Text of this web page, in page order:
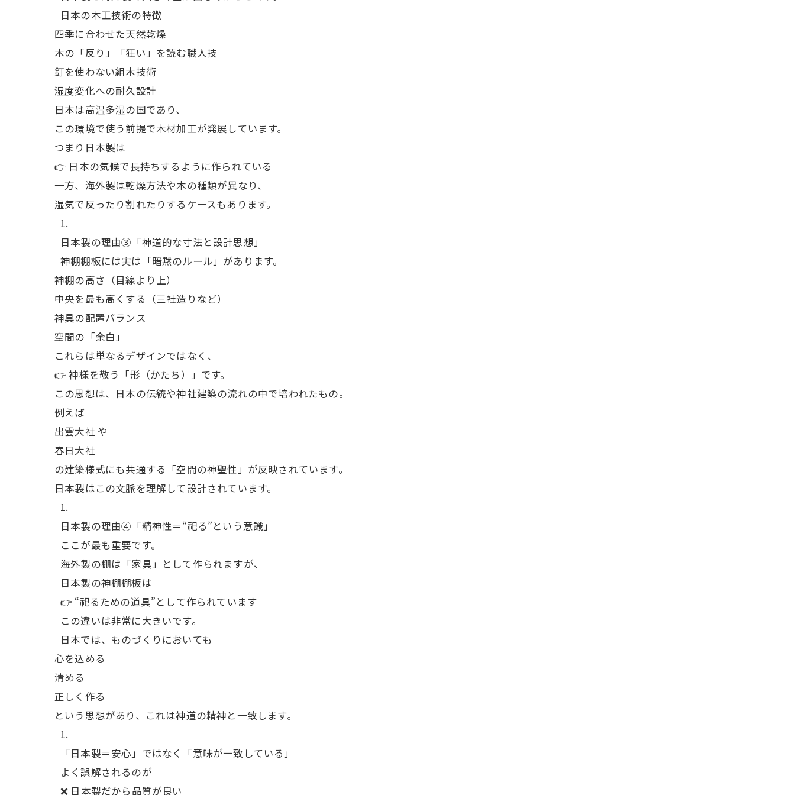
日本の木工技術の特徴
四季に合わせた天然乾燥
木の「反り」「狂い」を読む職人技
釘を使わない組木技術
湿度変化への耐久設計
日本は高温多湿の国であり、
この環境で使う前提で木材加工が発展しています。
つまり日本製は
👉 日本の気候で長持ちするように作られている
一方、海外製は乾燥方法や木の種類が異なり、
湿気で反ったり割れたりするケースもあります。
日本製の理由③「神道的な寸法と設計思想」
神棚棚板には実は「暗黙のルール」があります。
神棚の高さ（目線より上）
中央を最も高くする（三社造りなど）
神具の配置バランス
空間の「余白」
これらは単なるデザインではなく、
👉 神様を敬う「形（かたち）」です。
この思想は、日本の伝統や神社建築の流れの中で培われたもの。
例えば
出雲大社 や
春日大社
の建築様式にも共通する「空間の神聖性」が反映されています。
日本製はこの文脈を理解して設計されています。
日本製の理由④「精神性＝“祀る”という意識」
ここが最も重要です。
海外製の棚は「家具」として作られますが、
日本製の神棚棚板は
👉 “祀るための道具”として作られています
この違いは非常に大きいです。
日本では、ものづくりにおいても
心を込める
清める
正しく作る
という思想があり、これは神道の精神と一致します。
「日本製＝安心」ではなく「意味が一致している」
よく誤解されるのが
❌ 日本製だから品質が良い